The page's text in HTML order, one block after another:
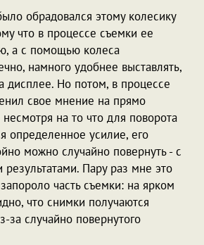
обрадовался этому колесику
что в процессе съемки ее
а с помощью колеса
намного удобнее выставлять,
Но потом, в процессе
свое мнение на прямо
на то что для поворота
определенное усилие, его
можно случайно повернуть - с
Пару раз мне это
часть съемки: на ярком
что снимки получаются
за случайно повернутого